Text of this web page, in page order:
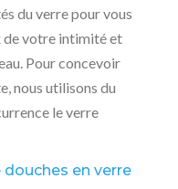
du verre pour vous
de votre intimité et
Pour concevoir
nous utilisons du
le verre
en verre